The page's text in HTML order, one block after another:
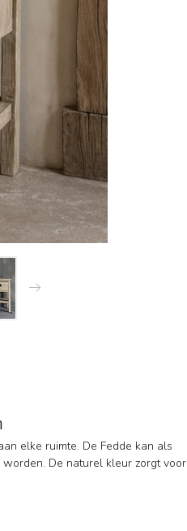
elke ruimte. De Fedde kan als
De naturel kleur zorgt voor